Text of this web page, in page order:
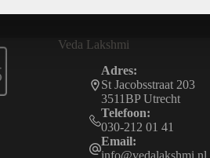
Veda Lakshmi
Adres:
St Jacobsstraat 203
3511BP Utrecht
Telefoon:
030-212 01 41
Email: